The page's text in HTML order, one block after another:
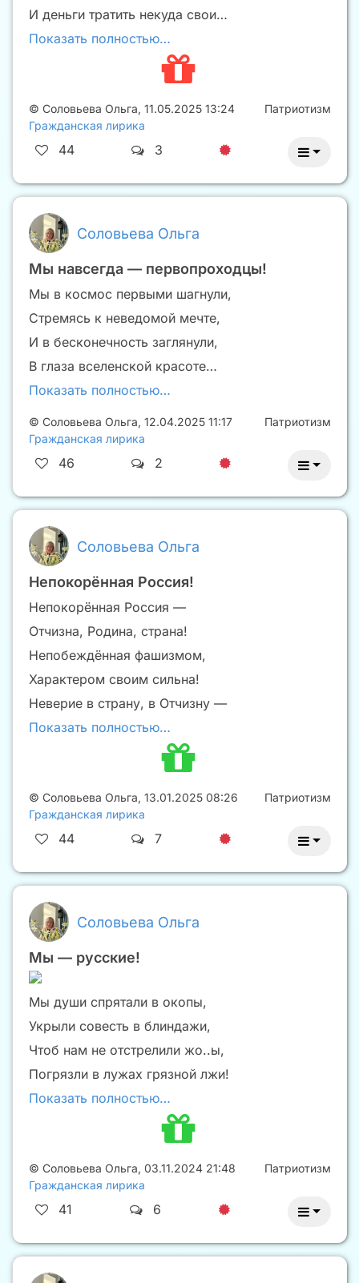
И деньги тратить некуда свои…
Показать полностью…
© Соловьева Ольга, 11.05.2025 13:24
Гражданская лирика
Патриотизм
44 3
Соловьева Ольга
Мы навсегда — первопроходцы!
Мы в космос первыми шагнули,
Стремясь к неведомой мечте,
И в бесконечность заглянули,
В глаза вселенской красоте…
Показать полностью…
© Соловьева Ольга, 12.04.2025 11:17
Гражданская лирика
Патриотизм
46 2
Соловьева Ольга
Непокорённая Россия!
Непокорённая Россия —
Отчизна, Родина, страна!
Непобеждённая фашизмом,
Характером своим сильна!
Неверие в страну, в Отчизну —
Показать полностью…
© Соловьева Ольга, 13.01.2025 08:26
Гражданская лирика
Патриотизм
44 7
Соловьева Ольга
Мы — русские!
Мы души спрятали в окопы,
Укрыли совесть в блиндажи,
Чтоб нам не отстрелили жо..ы,
Погрязли в лужах грязной лжи!
Показать полностью…
© Соловьева Ольга, 03.11.2024 21:48
Гражданская лирика
Патриотизм
41 6